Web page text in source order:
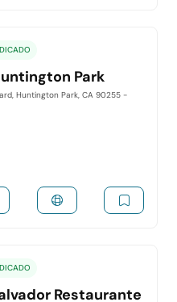
Park
Huntington Park, CA 90255 -
Restaurante